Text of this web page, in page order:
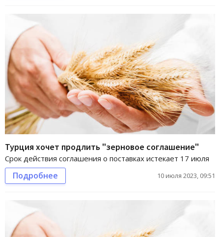
Турция хочет продлить "зерновое соглашение"
Срок действия соглашения о поставках истекает 17 июля
Подробнее 10 июля 2023, 09:51